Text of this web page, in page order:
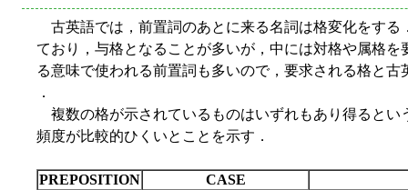
古英語では，前置詞のあとに来る名詞は格変化をする
ており，与格となることが多いが，中には対格や属格
る意味で使われる前置詞も多いので，要求される格と古
．
複数の格が示されているものはいずれもあり得るとい
頻度が比較的ひくいとことを示す．
PREPOSITION
CASE